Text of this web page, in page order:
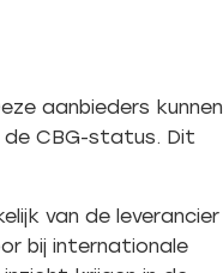
aanbieders kunnen
de CBG-status. Dit
van de leverancier
bij internationale